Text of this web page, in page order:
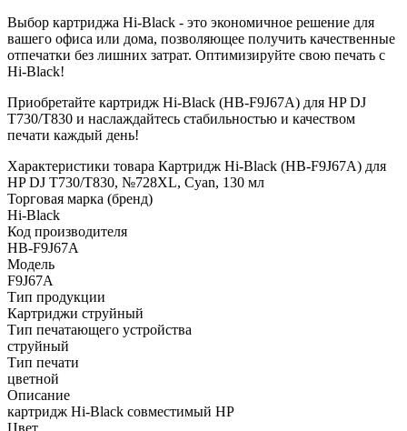
Выбор картриджа Hi-Black - это экономичное решение для
вашего офиса или дома, позволяющее получить качественные
отпечатки без лишних затрат. Оптимизируйте свою печать с
Hi-Black!
Приобретайте картридж Hi-Black (HB-F9J67A) для HP DJ
T730/T830 и наслаждайтесь стабильностью и качеством
печати каждый день!
Характеристики товара Картридж Hi-Black (HB-F9J67A) для
HP DJ T730/T830, №728XL, Cyan, 130 мл
Торговая марка (бренд)
Hi-Black
Код производителя
HB-F9J67A
Модель
F9J67A
Тип продукции
Картриджи струйный
Тип печатающего устройства
струйный
Тип печати
цветной
Описание
картридж Hi-Black совместимый HP
Цвет